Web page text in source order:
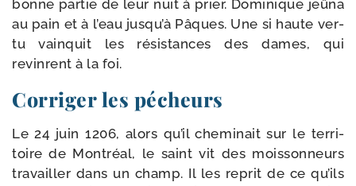
bonne par­tie de leur nuit à prier. Dominique jeû­na
au pain et à l’eau jusqu’à Pâques. Une si haute ver­
tu vain­quit les résis­tances des dames, qui
revinrent à la foi.
Corriger les pécheurs
Le 24 juin 1206, alors qu’il che­mi­nait sur le ter­ri­
toire de Montréal, le saint vit des mois­son­neurs
tra­vailler dans un champ. Il les reprit de ce qu’ils